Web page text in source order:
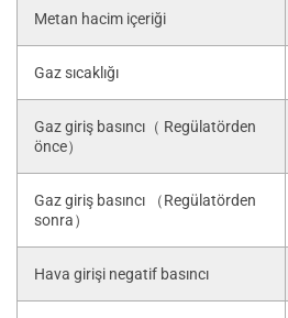
Metan hacim içeriği
Gaz sıcaklığı
Gaz giriş basıncı（ Regülatörden
önce）
Gaz giriş basıncı （Regülatörden
sonra）
Hava girişi negatif basıncı